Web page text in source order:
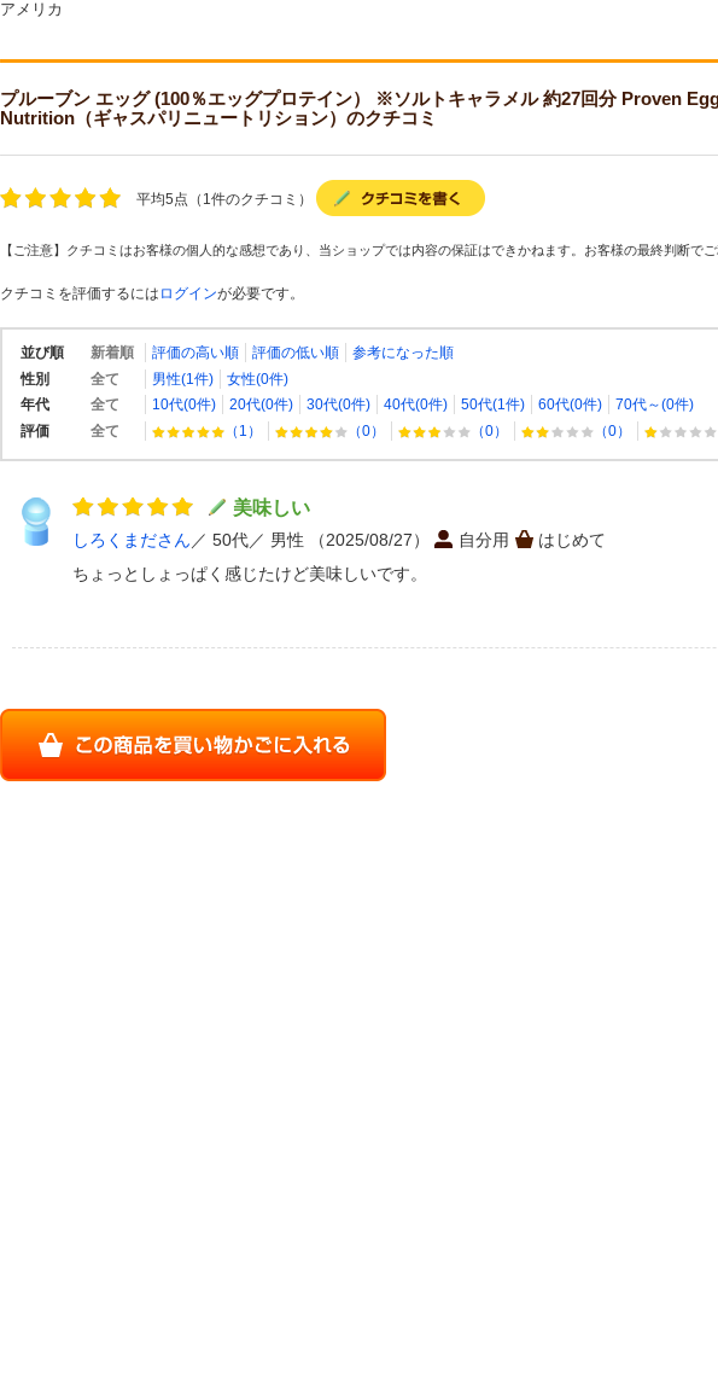
アメリカ
プルーブン エッグ (100％エッグプロテイン） ※ソルトキャラメル 約27回分 Proven
Nutrition（ギャスパリニュートリション）のクチコミ
平均5点（1件のクチコミ）
【ご注意】クチコミはお客様の個人的な感想であり、当ショップでは内容の保証はできかねます。お客様の最終判断で
クチコミを評価するには ログインが必要です。
並び順 新着順 評価の高い順 評価の低い順
参考になった順
性別
全て 男性(1件)
女性(0件)
年代
全て 10代(0件) 20代(0件) 30代(0件) 40代(0件) 50代(1件) 60代(0件)
70代～(0件)
評価
全て （1） （0） （0） （0）
美味しい
しろくまださん 50代 男性 （2025/08/27） 自分用
はじめて
ちょっとしょっぱく感じたけど美味しいです。